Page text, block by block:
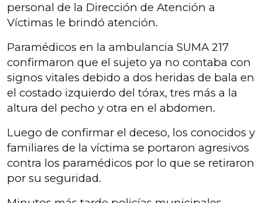
personal de la Dirección de Atención a
Víctimas le brindó atención.
Paramédicos en la ambulancia SUMA 217
confirmaron que el sujeto ya no contaba con
signos vitales debido a dos heridas de bala en
el costado izquierdo del tórax, tres más a la
altura del pecho y otra en el abdomen.
Luego de confirmar el deceso, los conocidos y
familiares de la víctima se portaron agresivos
contra los paramédicos por lo que se retiraron
por su seguridad.